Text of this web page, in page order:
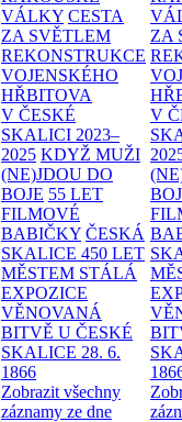
VÁLKY CESTA
ZA SVĚTLEM
REKONSTRUKCE
VOJENSKÉHO
HŘBITOVA
V ČESKÉ
SKALICI 2023–
2025 KDYŽ MUŽI
(NE)JDOU DO
BOJE 55 LET
FILMOVÉ
BABIČKY ČESKÁ
SKALICE 450 LET
MĚSTEM STÁLÁ
EXPOZICE
VĚNOVANÁ
BITVĚ U ČESKÉ
SKALICE 28. 6.
1866
Zobrazit všechny
záznamy ze dne
ZA
V